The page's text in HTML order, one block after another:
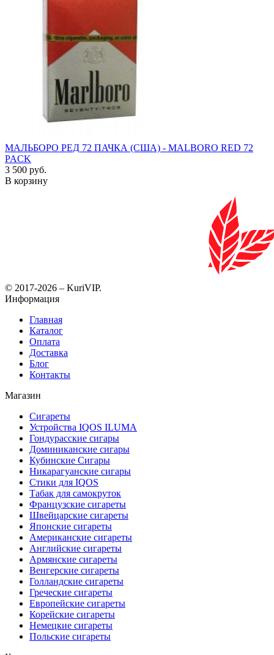
МАЛЬБОРО РЕД 72 ПАЧКА (США) - MALBORO RED 72
PACK
3 500 руб.
В корзину
© 2017-2026 – KuriVIP.
Информация
Главная
Каталог
Оплата
Доставка
Блог
Контакты
Магазин
Сигареты
Устройства IQOS ILUMA
Гондурасские сигары
Доминиканские сигары
Кубинские Сигары
Никарагуанские сигары
Стики для IQOS
Табак для самокруток
Французские сигареты
Швейцарские сигареты
Японские сигареты
Американские сигареты
Английские сигареты
Армянские сигареты
Венгерские сигареты
Голландские сигареты
Греческие сигареты
Европейские сигареты
Корейские сигареты
Немецкие сигареты
Польские сигареты